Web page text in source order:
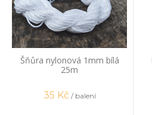
Šňůra nylonová 1mm bílá
25m
35 Kč / balení